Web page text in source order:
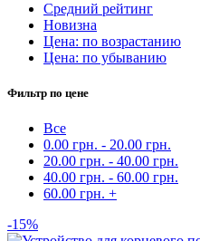
Средний рейтинг
Новизна
Цена: по возрастанию
Цена: по убыванию
Фильтр по цене
Все
0.00 грн. - 20.00 грн.
20.00 грн. - 40.00 грн.
40.00 грн. - 60.00 грн.
60.00 грн. +
-15%